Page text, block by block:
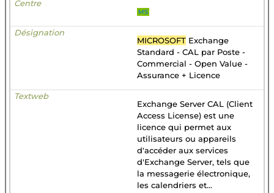
MS
MICROSOFT Exchange
Standard - CAL par Poste -
Commercial - Open Value -
Assurance + Licence
Exchange Server CAL (Client
Access License) est une
licence qui permet aux
utilisateurs ou appareils
d'accéder aux services
d'Exchange Server, tels que
la messagerie électronique,
les calendriers et...